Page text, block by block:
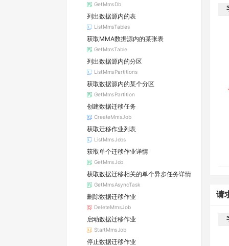
GetMmsDb
列出数据源内的表
ListMmsTables
获取MMA数据源内的某张表
GetMmsTable
列出数据源内的分区
ListMmsPartitions
获取数据源内的某个分区
GetMmsPartition
创建数据迁移任务
CreateMmsJob
获取迁移作业列表
ListMmsJobs
获取单个迁移作业详情
GetMmsJob
获取数据迁移相关的单个异步任务详情
GetMmsAsyncTask
删除数据迁移作业
DeleteMmsJob
启动数据迁移作业
StartMmsJob
停止数据迁移作业
请